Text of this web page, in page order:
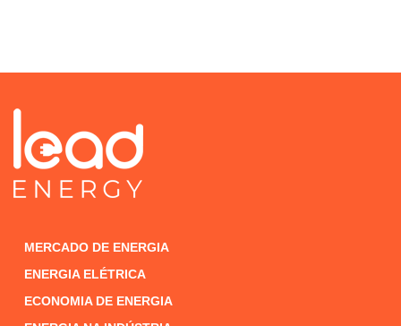
MERCADO DE ENERGIA
ENERGIA ELÉTRICA
ECONOMIA DE ENERGIA